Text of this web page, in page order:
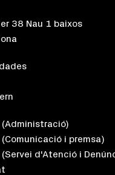
38 Nau 1 baixos
(Administració)
(Comunicació i premsa)
(Servei d'Atenció i